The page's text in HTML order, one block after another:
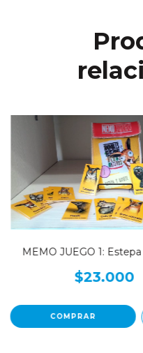
MEMO JUEGO 1:
$23.000